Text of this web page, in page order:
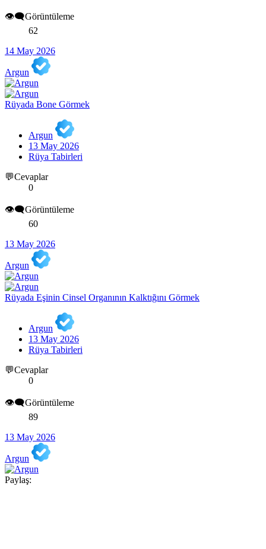
👁️‍🗨️Görüntüleme
62
14 May 2026
Argun
Rüyada Bone Görmek
Argun
13 May 2026
Rüya Tabirleri
💬Cevaplar
0
👁️‍🗨️Görüntüleme
60
13 May 2026
Argun
Rüyada Eşinin Cinsel Organının Kalktığını Görmek
Argun
13 May 2026
Rüya Tabirleri
💬Cevaplar
0
👁️‍🗨️Görüntüleme
89
13 May 2026
Argun
Paylaş: